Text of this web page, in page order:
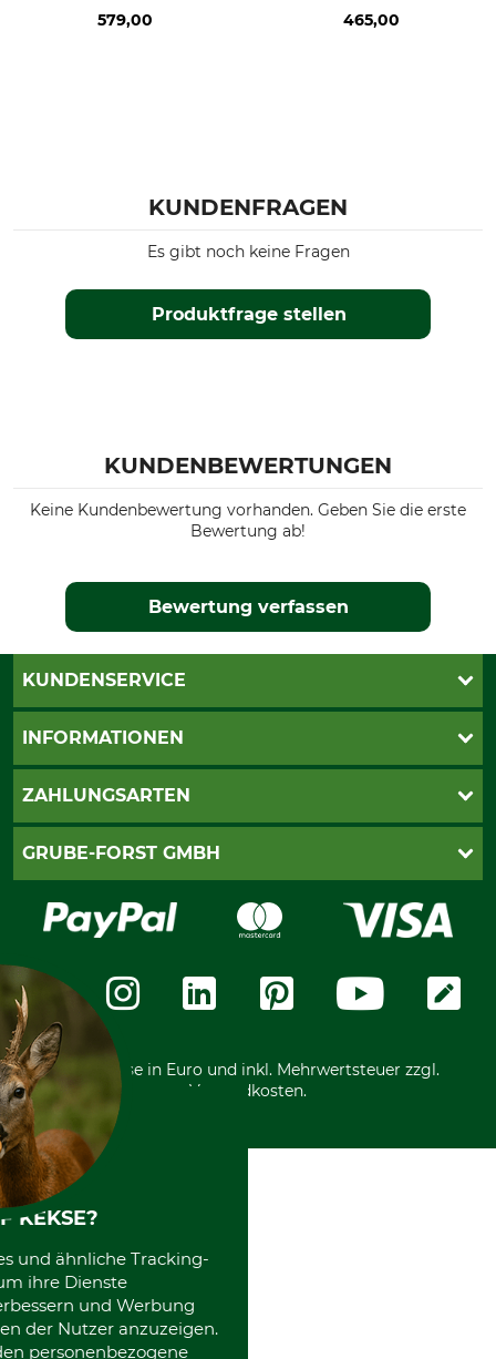
579,00 465,00
KUNDENFRAGEN
Produktfrage stellen
Es gibt noch keine Fragen
KUNDENBEWERTUNGEN
Keine Kundenbewertung vorhanden. Geben Sie die erste
Bewertung ab!
Bewertung verfassen
KUNDENSERVICE
Katalogbestellung
INFORMATIONEN
AGB
Widerrufsformular
Zahlungsarten
ZAHLUNGSARTEN
PayPal
Rechnung
Vorkasse
GRUBE-FORST GMBH
Karriere
Über uns
Community
International
*Alle Preise in Euro und inkl. Mehrwertsteuer zzgl.
Versandkosten.
KEKSE?
und ähnliche Tracking-
ihre Dienste
und Werbung
der Nutzer anzuzeigen.
personenbezogene